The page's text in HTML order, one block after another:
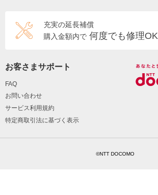
充実の延長補償
購入金額内で 何度でも修理OK
お客さまサポート
FAQ
お問い合わせ
サービス利用規約
特定商取引法に基づく表示
©NTT DOCOMO